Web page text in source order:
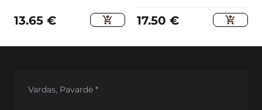
13.65 € 17.50 €